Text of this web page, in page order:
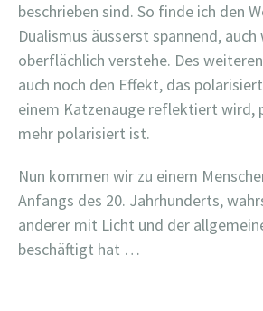
beschrieben sind. So finde ich den
Dualismus äusserst spannend, auch
oberflächlich verstehe. Des
auch noch den Effekt, das
einem Katzenauge reflektiert wird,
mehr polarisiert ist.
Nun kommen wir zu einem
Anfangs des 20. Jahrhunderts,
anderer mit Licht und der
beschäftigt hat …